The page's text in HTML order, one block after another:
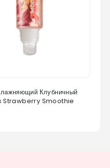
Клубничный
Strawberry Smoothie